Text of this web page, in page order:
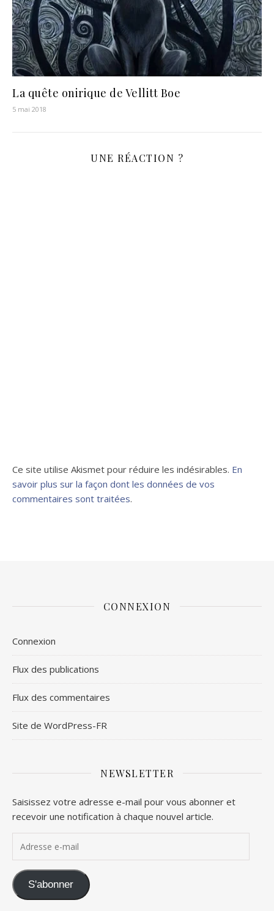
La quête onirique de Vellitt Boe
5 mai 2018
UNE RÉACTION ?
Ce site utilise Akismet pour réduire les indésirables. En
savoir plus sur la façon dont les données de vos
commentaires sont traitées.
CONNEXION
Connexion
Flux des publications
Flux des commentaires
Site de WordPress-FR
NEWSLETTER
Saisissez votre adresse e-mail pour vous abonner et
recevoir une notification à chaque nouvel article.
S'abonner